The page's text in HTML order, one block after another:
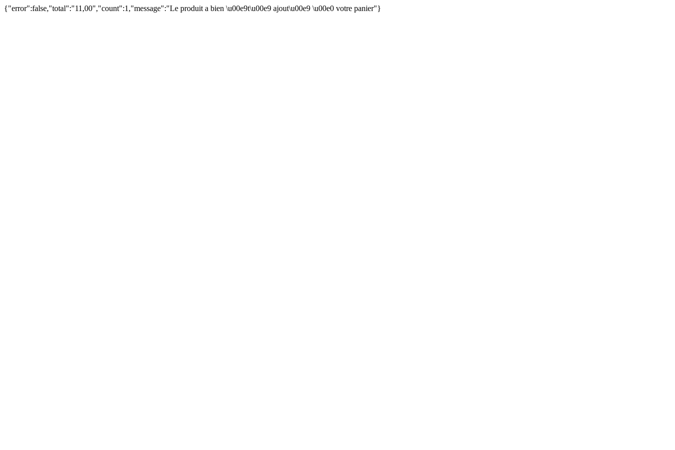
{"error":false,"total":"11,00","count":1,"message":"Le produit a bien \u00e9t\u00e9 ajout\u00e9 \u00e0 votre panier"}